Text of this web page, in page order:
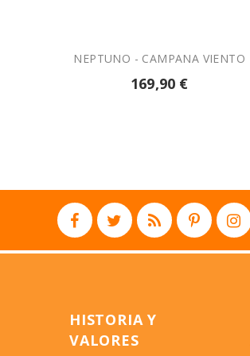
NEPTUNO - CAMPANA VIENTO
169,90 €
HISTORIA Y
VALORES